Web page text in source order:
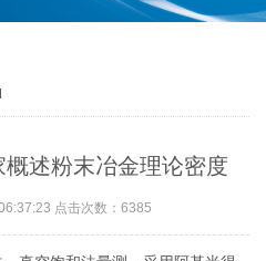
述粉末冶金理论密度
点击次数：6385